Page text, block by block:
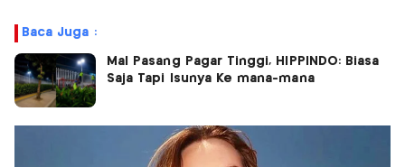
Baca Juga :
Mal Pasang Pagar Tinggi, HIPPINDO: Biasa
Saja Tapi Isunya Ke mana-mana